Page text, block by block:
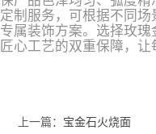
定制服务，可根据不同
专属装饰方案。选择玫
匠心工艺的双重保障，让
上一篇： 宝金石火烧面